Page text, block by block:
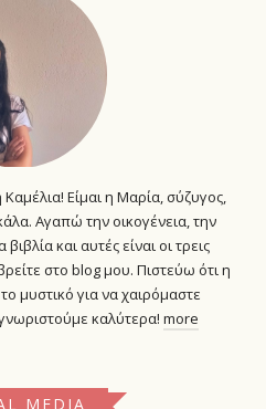
Είμαι η Μαρία, σύζυγος,
Αγαπώ την οικογένεια, την
και αυτές είναι οι τρεις
στο blog μου. Πιστεύω ότι η
μυστικό για να χαιρόμαστε
καλύτερα! more
MEDIA